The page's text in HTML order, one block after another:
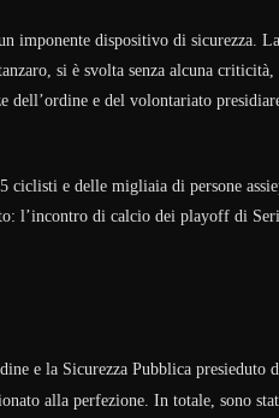
imponente dispositivo di sicurezza.
si è svolta senza alcuna criticità,
dell’ordine e del volontariato
ciclisti e delle migliaia di persone
l’incontro di calcio dei playoff di
e la Sicurezza Pubblica presieduto
alla perfezione. In totale, sono